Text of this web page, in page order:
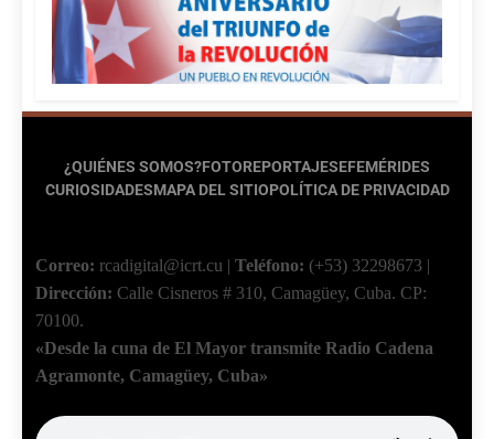
¿QUIÉNES SOMOS?FOTOREPORTAJESEFEMÉRIDES
CURIOSIDADESMAPA DEL SITIOPOLÍTICA DE PRIVACIDAD
Correo: rcadigital@icrt.cu | Teléfono: (+53) 32298673 |
Dirección: Calle Cisneros # 310, Camagüey, Cuba. CP:
70100.
«Desde la cuna de El Mayor transmite Radio Cadena
Agramonte, Camagüey, Cuba»